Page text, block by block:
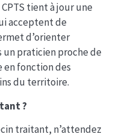
tient à jour une
acceptent de
d’orienter
un praticien proche de
en fonction des
du territoire.
?
traitant, n’attendez